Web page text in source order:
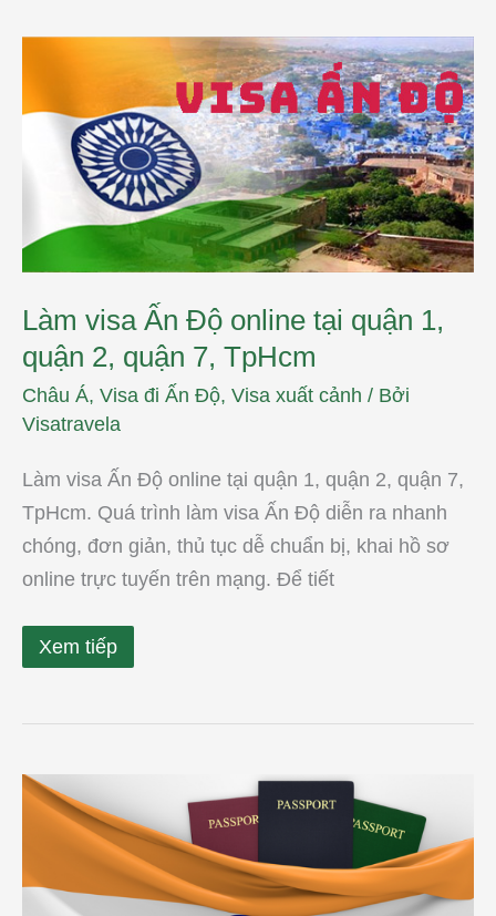
Làm visa Ấn Độ online tại quận 1,
quận 2, quận 7, TpHcm
Châu Á, Visa đi Ấn Độ, Visa xuất cảnh / Bởi
Visatravela
Làm visa Ấn Độ online tại quận 1, quận 2, quận 7,
TpHcm. Quá trình làm visa Ấn Độ diễn ra nhanh
chóng, đơn giản, thủ tục dễ chuẩn bị, khai hồ sơ
online trực tuyến trên mạng. Để tiết
Độ
online
quận
quận
Xem tiếp
Hướng
Dẫn
Xin
Độ
Online